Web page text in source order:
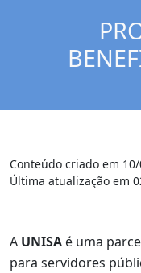
Conteúdo criado em
Última atualização em
A UNISA é uma
para servidores